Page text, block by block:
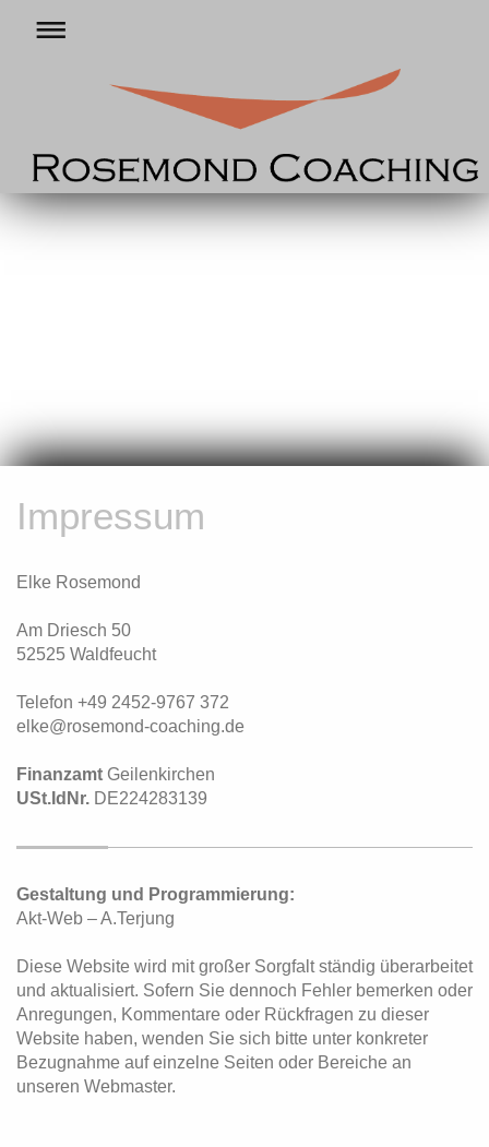
Impressum
Elke Rosemond
Am Driesch 50
52525 Waldfeucht
Telefon +49 2452-9767 372
elke@rosemond-coaching.de
Finanzamt Geilenkirchen
USt.IdNr. DE224283139
Gestaltung und Programmierung:
Akt-Web – A.Terjung
Diese Website wird mit großer Sorgfalt ständig überarbeitet
und aktualisiert. Sofern Sie dennoch Fehler bemerken oder
Anregungen, Kommentare oder Rückfragen zu dieser
Website haben, wenden Sie sich bitte unter konkreter
Bezugnahme auf einzelne Seiten oder Bereiche an
unseren Webmaster.